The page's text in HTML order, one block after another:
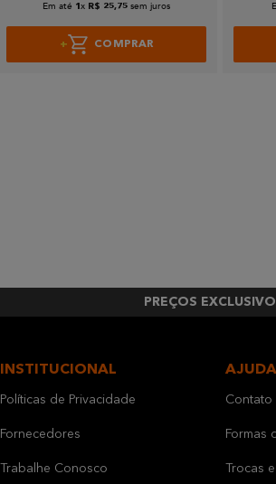
Em até 1x R$ 25,75 sem juros
COMPRAR
PREÇOS
INSTITUCIONAL
Políticas de Privacidade
Fornecedores
Trabalhe Conosco
Contato
Formas
Trocas